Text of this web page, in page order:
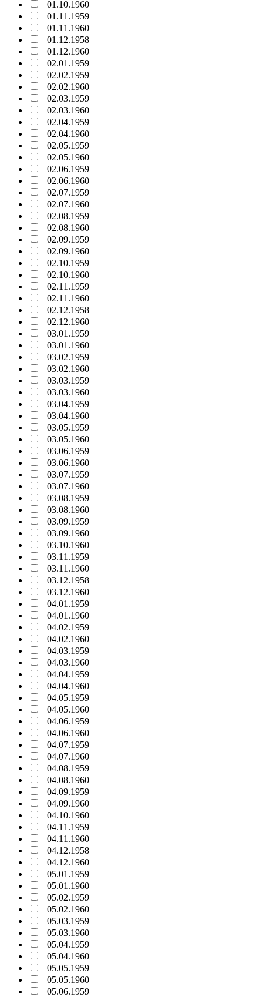
01.10.1960
01.11.1959
01.11.1960
01.12.1958
01.12.1960
02.01.1959
02.02.1959
02.02.1960
02.03.1959
02.03.1960
02.04.1959
02.04.1960
02.05.1959
02.05.1960
02.06.1959
02.06.1960
02.07.1959
02.07.1960
02.08.1959
02.08.1960
02.09.1959
02.09.1960
02.10.1959
02.10.1960
02.11.1959
02.11.1960
02.12.1958
02.12.1960
03.01.1959
03.01.1960
03.02.1959
03.02.1960
03.03.1959
03.03.1960
03.04.1959
03.04.1960
03.05.1959
03.05.1960
03.06.1959
03.06.1960
03.07.1959
03.07.1960
03.08.1959
03.08.1960
03.09.1959
03.09.1960
03.10.1960
03.11.1959
03.11.1960
03.12.1958
03.12.1960
04.01.1959
04.01.1960
04.02.1959
04.02.1960
04.03.1959
04.03.1960
04.04.1959
04.04.1960
04.05.1959
04.05.1960
04.06.1959
04.06.1960
04.07.1959
04.07.1960
04.08.1959
04.08.1960
04.09.1959
04.09.1960
04.10.1960
04.11.1959
04.11.1960
04.12.1958
04.12.1960
05.01.1959
05.01.1960
05.02.1959
05.02.1960
05.03.1959
05.03.1960
05.04.1959
05.04.1960
05.05.1959
05.05.1960
05.06.1959